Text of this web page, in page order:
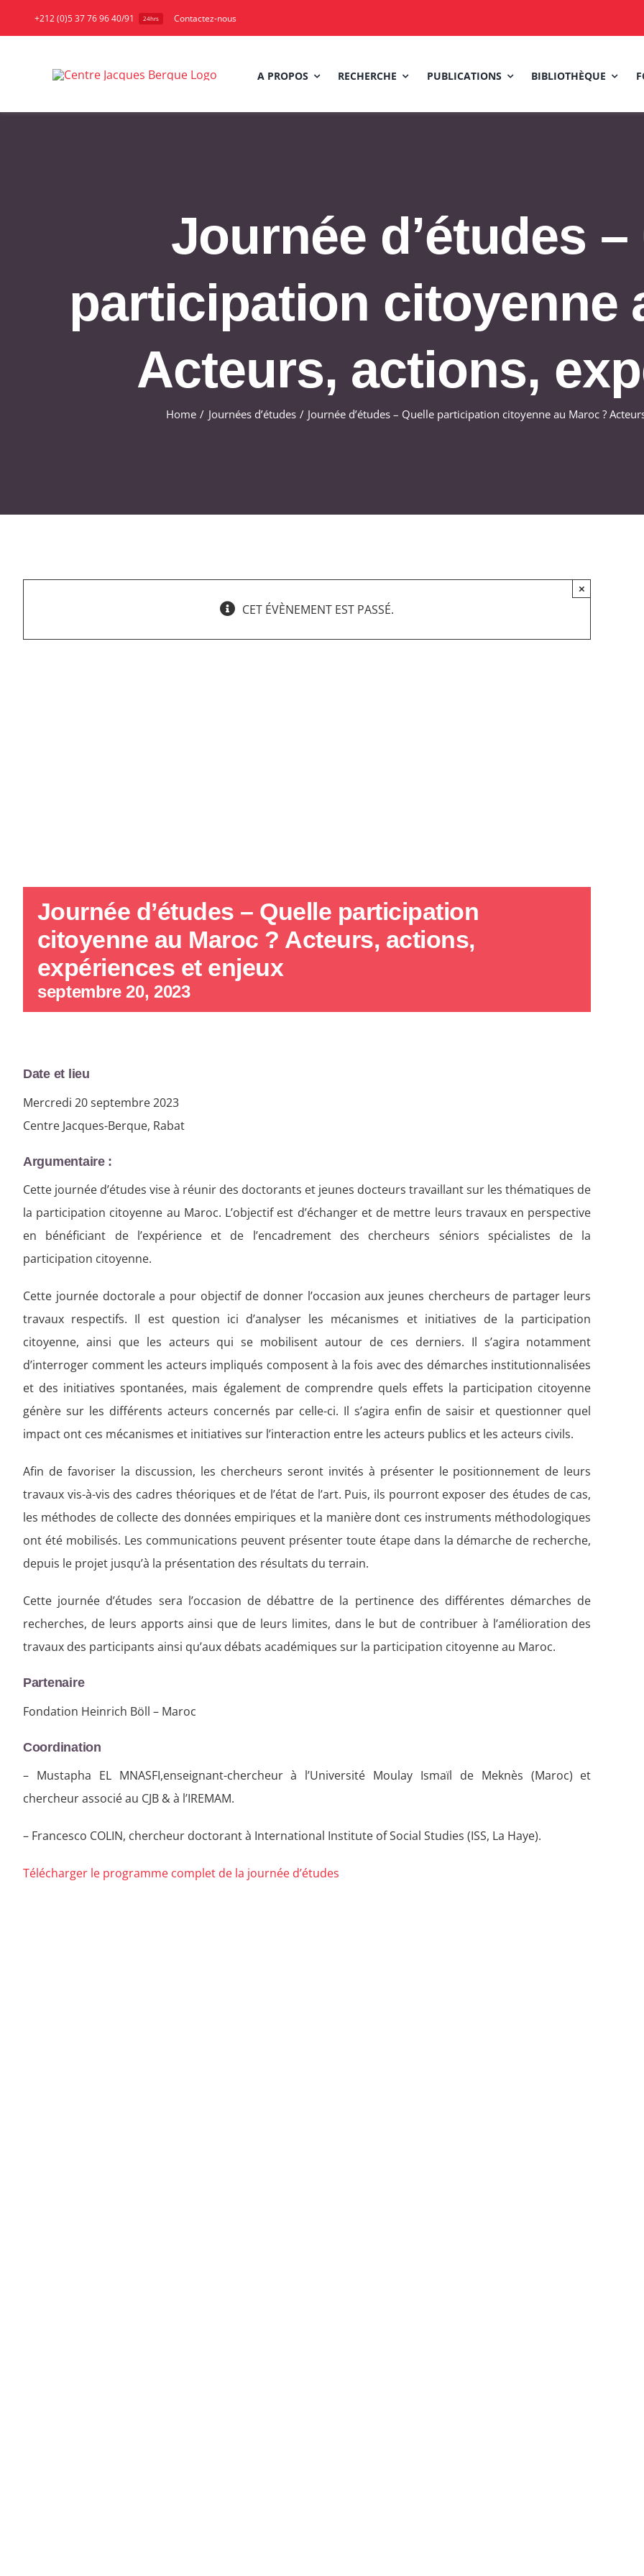
to
+212 (0)5 37 76 96 40/91 24hrs Contactez-nous
A PROPOS RECHERCHE PUBLICATIONS BIBLIOTHÈQUE
Journée d’études
participation citoyenne
Acteurs, actions,
Home Journées d’études Journée d’études – Quelle participation citoyenne au Maroc ?
CET ÉVÈNEMENT EST PASSÉ.
×
Journée d’études – Quelle participation
citoyenne au Maroc ? Acteurs, actions,
expériences et enjeux
septembre 20, 2023
Date et lieu
Mercredi 20 septembre 2023
Centre Jacques-Berque, Rabat
Argumentaire :
Cette journée d’études vise à réunir des doctorants et jeunes docteurs travaillant sur les thématiques de
la participation citoyenne au Maroc. L’objectif est d’échanger et de mettre leurs travaux en perspective
en bénéficiant de l’expérience et de l’encadrement des chercheurs séniors spécialistes de la
participation citoyenne.
Cette journée doctorale a pour objectif de donner l’occasion aux jeunes chercheurs de partager leurs
travaux respectifs. Il est question ici d’analyser les mécanismes et initiatives de la participation
citoyenne, ainsi que les acteurs qui se mobilisent autour de ces derniers. Il s’agira notamment
d’interroger comment les acteurs impliqués composent à la fois avec des démarches institutionnalisées
et des initiatives spontanées, mais également de comprendre quels effets la participation citoyenne
génère sur les différents acteurs concernés par celle-ci. Il s’agira enfin de saisir et questionner quel
impact ont ces mécanismes et initiatives sur l’interaction entre les acteurs publics et les acteurs civils.
Afin de favoriser la discussion, les chercheurs seront invités à présenter le positionnement de leurs
travaux vis-à-vis des cadres théoriques et de l’état de l’art. Puis, ils pourront exposer des études de cas,
les méthodes de collecte des données empiriques et la manière dont ces instruments méthodologiques
ont été mobilisés. Les communications peuvent présenter toute étape dans la démarche de recherche,
depuis le projet jusqu’à la présentation des résultats du terrain.
Cette journée d’études sera l’occasion de débattre de la pertinence des différentes démarches de
recherches, de leurs apports ainsi que de leurs limites, dans le but de contribuer à l’amélioration des
travaux des participants ainsi qu’aux débats académiques sur la participation citoyenne au Maroc.
Partenaire
Fondation Heinrich Böll – Maroc
Coordination
– Mustapha EL MNASFI,enseignant-chercheur à l’Université Moulay Ismaïl de Meknès (Maroc) et
chercheur associé au CJB & à l’IREMAM.
– Francesco COLIN, chercheur doctorant à International Institute of Social Studies (ISS, La Haye).
Télécharger le programme complet de la journée d’études